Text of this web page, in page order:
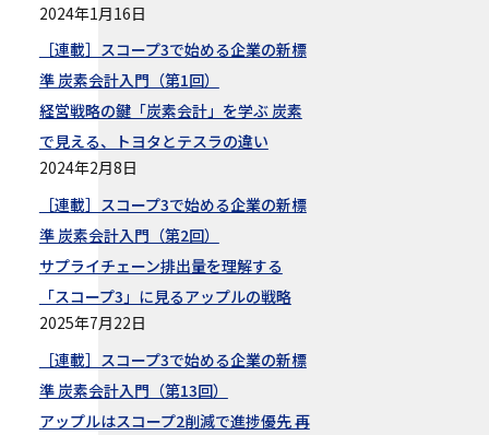
2024年1月16日
［連載］スコープ3で始める企業の新標
準 炭素会計入門（第1回）
経営戦略の鍵「炭素会計」を学ぶ 炭素
で見える、トヨタとテスラの違い
2024年2月8日
［連載］スコープ3で始める企業の新標
準 炭素会計入門（第2回）
サプライチェーン排出量を理解する
「スコープ3」に見るアップルの戦略
2025年7月22日
［連載］スコープ3で始める企業の新標
準 炭素会計入門（第13回）
アップルはスコープ2削減で進捗優先 再